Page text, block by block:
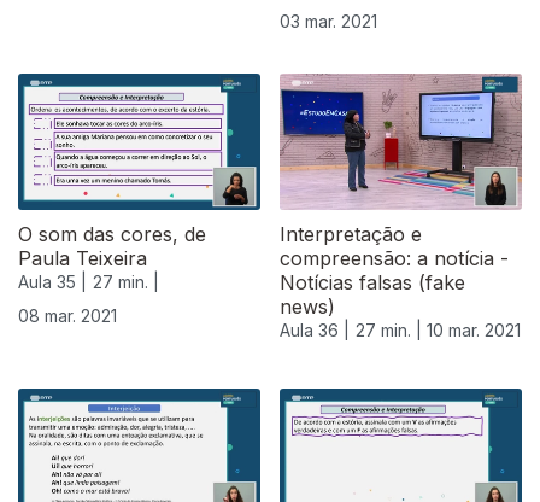
03 mar. 2021
O som das cores, de
Paula Teixeira
Aula 35 |
27 min. |
08 mar. 2021
Interpretação e
compreensão: a notícia -
Notícias falsas (fake
news)
Aula 36 | 27 min. | 10 mar. 2021
529527